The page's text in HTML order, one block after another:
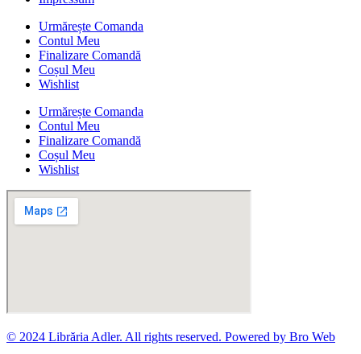
Urmărește Comanda
Contul Meu
Finalizare Comandă
Coșul Meu
Wishlist
Urmărește Comanda
Contul Meu
Finalizare Comandă
Coșul Meu
Wishlist
© 2024 Librăria Adler. All rights reserved. Powered by Bro Web